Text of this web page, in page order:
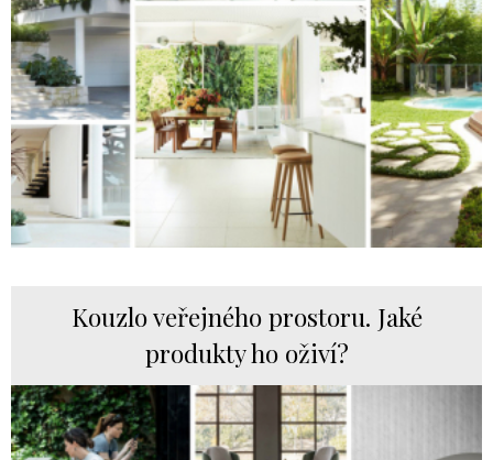
Kouzlo veřejného prostoru. Jaké
produkty ho oživí?